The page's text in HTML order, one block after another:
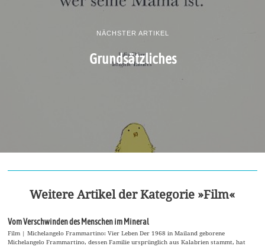
NÄCHSTER ARTIKEL
Grundsätzliches
Weitere Artikel der Kategorie »Film«
Vom Verschwinden des Menschen im Mineral
Film | Michelangelo Frammartino: Vier Leben Der 1968 in Mailand geborene
Michelangelo Frammartino, dessen Familie ursprünglich aus Kalabrien stammt, hat